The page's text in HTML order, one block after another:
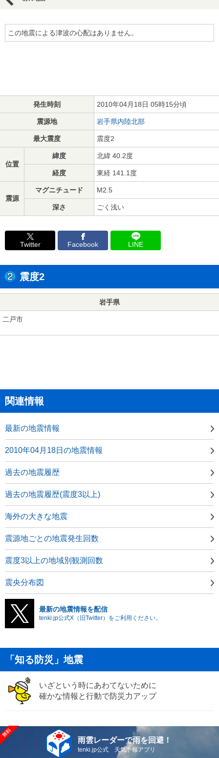
この地震による津波の心配はありません。
発生時刻 2010年04月18日 05時15分頃
震源地 岩手県内陸北部
最大震度 震度2
位置
緯度 北緯 40.2度
経度 東経 141.1度
震源
マグニチュード M2.5
深さ ごく浅い
Twitter Facebook LINE
震度2
岩手県
二戸市
関連情報
最新の地震情報
2010年04月18日の地震情報
過去の地震履歴
過去の地震履歴(震度3以上)
海外の大きな地震
震源地ごとの地震発生回数
震度3以上の地域別観測回数
震央分布図
最新の地震情報を配信
tenki.jp公式X（旧Twitter）をご利用ください。
「知る防災」地震
いざという時にあわてないために
確かな情報と行動で防災力アップ
雨雲レーダーで雨を回避！
tenki.jp公式 天気予報アプリ